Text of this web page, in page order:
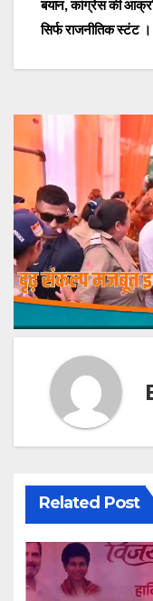
बयान, कांग्रेस की
सिर्फ राजनीतिक स्टंट
Related Post